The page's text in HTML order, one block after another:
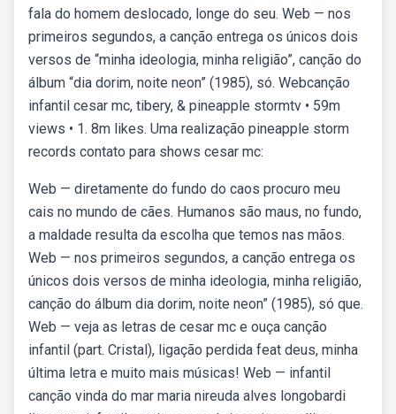
fala do homem deslocado, longe do seu. Web — nos
primeiros segundos, a canção entrega os únicos dois
versos de “minha ideologia, minha religião”, canção do
álbum “dia dorim, noite neon” (1985), só. Webcanção
infantil cesar mc, tibery, & pineapple stormtv • 59m
views • 1. 8m likes. Uma realização pineapple storm
records contato para shows cesar mc:
Web — diretamente do fundo do caos procuro meu
cais no mundo de cães. Humanos são maus, no fundo,
a maldade resulta da escolha que temos nas mãos.
Web — nos primeiros segundos, a canção entrega os
únicos dois versos de minha ideologia, minha religião,
canção do álbum dia dorim, noite neon” (1985), só que.
Web — veja as letras de cesar mc e ouça canção
infantil (part. Cristal), ligação perdida feat deus, minha
última letra e muito mais músicas! Web — infantil
canção vinda do mar maria nireuda alves longobardi